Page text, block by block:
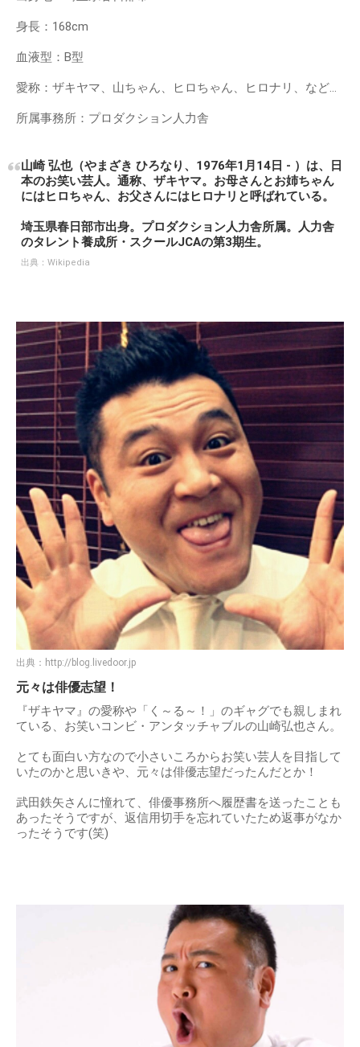
身長：168cm
血液型：B型
愛称：ザキヤマ、山ちゃん、ヒロちゃん、ヒロナリ、など…
所属事務所：プロダクション人力舎
山崎 弘也（やまざき ひろなり、1976年1月14日 - ）は、日
本のお笑い芸人。通称、ザキヤマ。お母さんとお姉ちゃん
にはヒロちゃん、お父さんにはヒロナリと呼ばれている。
埼玉県春日部市出身。プロダクション人力舎所属。人力舎
のタレント養成所・スクールJCAの第3期生。
出典： Wikipedia
出典： http://blog.livedoor.jp
元々は俳優志望！
『ザキヤマ』の愛称や「く～る～！」のギャグでも親しまれ
ている、お笑いコンビ・アンタッチャブルの山崎弘也さん。
とても面白い方なので小さいころからお笑い芸人を目指して
いたのかと思いきや、元々は俳優志望だったんだとか！
武田鉄矢さんに憧れて、俳優事務所へ履歴書を送ったことも
あったそうですが、返信用切手を忘れていたため返事がなか
ったそうです(笑)